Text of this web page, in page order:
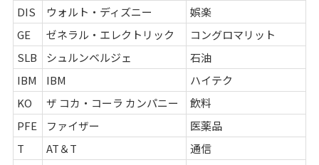
DIS ウォルト・ディズニー
娯楽
GE
ゼネラル・エレクトリック
コングロマリット
SLB
シュルンベルジェ
石油
IBM
IBM
ハイテク
KO
ザ コカ・コーラ カンパニー
飲料
PFE
ファイザー
医薬品
T
AT＆T
通信